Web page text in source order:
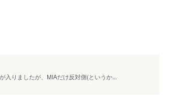
りましたが、MIAだけ反対側(というか...